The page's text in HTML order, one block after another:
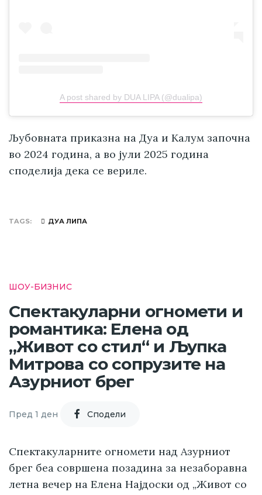
A post shared by DUA LIPA (@dualipa)
Љубовната приказна на Дуа и Калум започна
во 2024 година, а во јули 2025 година
споделија дека се вериле.
TAGS ДУА ЛИПА
ШОУ-БИЗНИС
Спектакуларни огномети и
романтика: Елена од
„Живот со стил“ и Љупка
Митрова со сопрузите на
Азурниот брег
Пред 1 ден Cподели
Спектакуларните огномети над Азурниот
брег беа совршена позадина за незаборавна
летна вечер на Елена Најдоски од „Живот со